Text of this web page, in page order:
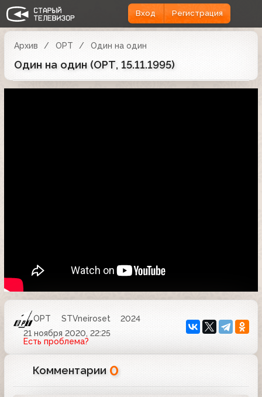
Вход Регистрация
Архив ОРТ Один на один
Один на один (ОРТ, 15.11.1995)
ОРТ STVneiroset
2024
21 ноября 2020, 22:25
Есть проблема?
Комментарии 0